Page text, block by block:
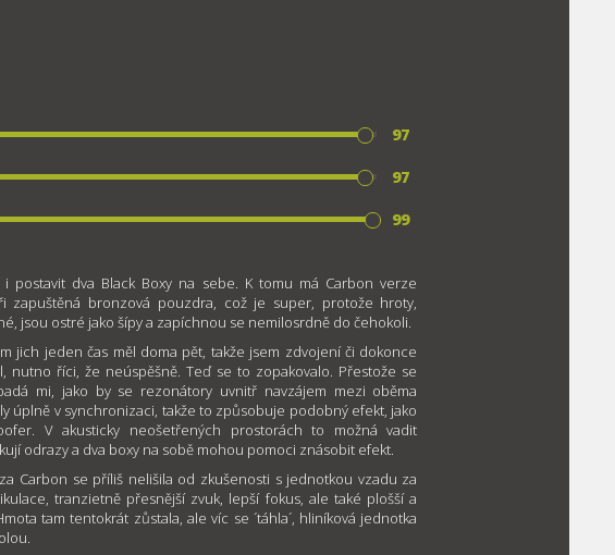
97
97
99
i postavit dva Black Boxy na sebe. K tomu má Carbon verze
zapuštěná bronzová pouzdra, což je super, protože hroty,
jsou ostré jako šípy a zapíchnou se nemilosrdně do čehokoli.
jich jeden čas měl doma pět, takže jsem zdvojení či dokonce
nutno říci, že neúspěšně. Teď se to zopakovalo. Přestože se
mi, jako by se rezonátory uvnitř navzájem mezi oběma
úplně v synchronizaci, takže to způsobuje podobný efekt, jako
V akusticky neošetřených prostorách to možná vadit
odrazy a dva boxy na sobě mohou pomoci znásobit efekt.
Carbon se příliš nelišila od zkušenosti s jednotkou vzadu za
tranzietně přesnější zvuk, lepší fokus, ale také plošší a
tam tentokrát zůstala, ale víc se ´táhla´, hliníková jednotka